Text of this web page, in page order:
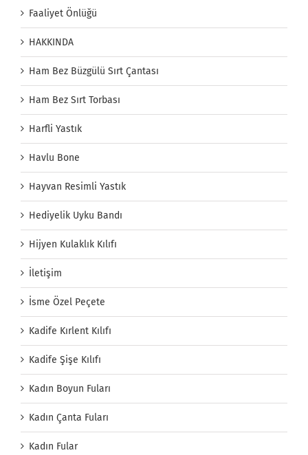
Faaliyet Önlüğü
HAKKINDA
Ham Bez Büzgülü Sırt Çantası
Ham Bez Sırt Torbası
Harfli Yastık
Havlu Bone
Hayvan Resimli Yastık
Hediyelik Uyku Bandı
Hijyen Kulaklık Kılıfı
İletişim
İsme Özel Peçete
Kadife Kırlent Kılıfı
Kadife Şişe Kılıfı
Kadın Boyun Fuları
Kadın Çanta Fuları
Kadın Fular